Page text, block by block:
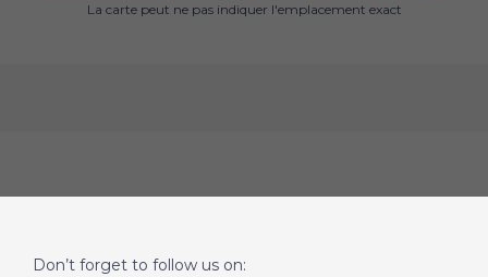
La carte peut ne pas indiquer l'emplacement exact
Don’t forget to follow us on: